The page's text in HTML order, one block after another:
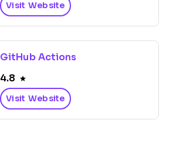
Visit Website
GitHub Actions
4.8
Visit Website